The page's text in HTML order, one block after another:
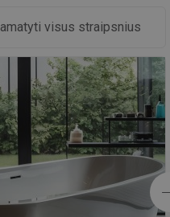
visus straipsnius